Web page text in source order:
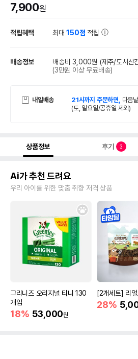
7,900원
적립혜택 최대150점 적립
배송정보 배송비 3,000원 (제주/도서산
(3만원 이상 무료배송)
내일배송 21시까지 주문하면, 다음
(토, 일요일/공휴일 제외)
상품정보 후기 3
Ai가 추천 드려요
우리 아이를 위한 맞춤 취향 저격 상품
그리니즈 오리지널 티니 130
개입
18% 53,000원
[2개세트] 리
28%